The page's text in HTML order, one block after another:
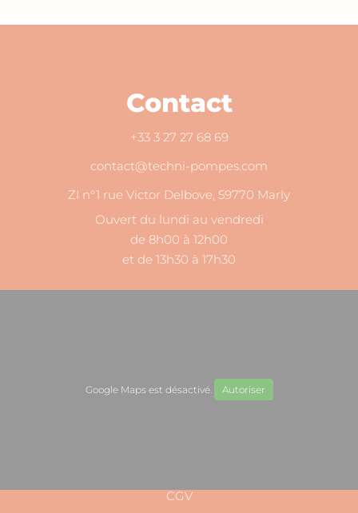
Contact
+33 3 27 27 68 69
contact@techni-pompes.com
ZI n°1 rue Victor Delbove, 59770 Marly
Ouvert du lundi au vendredi
de 8h00 à 12h00
et de 13h30 à 17h30
Google Maps est désactivé. Autoriser
CGV